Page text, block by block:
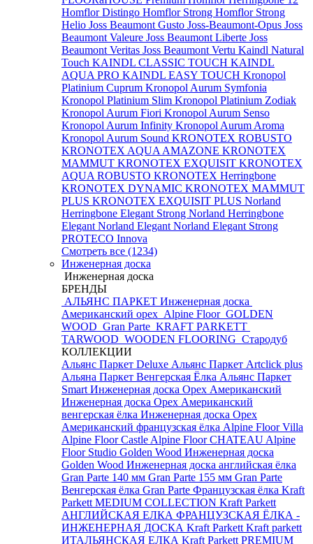
Homflor Distingo Homflor Strong Homflor Strong
Helio Joss Beaumont Gusto Joss-Beaumont-Opus Joss
Beaumont Valeure Joss Beaumont Liberte Joss
Beaumont Veritas Joss Beaumont Vertu Kaindl Natural
Touch KAINDL CLASSIC TOUCH KAINDL
AQUA PRO KAINDL EASY TOUCH Kronopol
Platinium Cuprum Kronopol Aurum Symfonia
Kronopol Platinium Slim Kronopol Platinium Zodiak
Kronopol Aurum Fiori Kronopol Aurum Senso
Kronopol Aurum Infinity Kronopol Aurum Aroma
Kronopol Aurum Sound KRONOTEX ROBUSTO
KRONOTEX AQUA AMAZONE KRONOTEX
MAMMUT KRONOTEX EXQUISIT KRONOTEX
AQUA ROBUSTO KRONOTEX Herringbone
KRONOTEX DYNAMIC KRONOTEX MAMMUT
PLUS KRONOTEX EXQUISIT PLUS Norland
Herringbone Elegant Strong Norland Herringbone
Elegant Norland Elegant Norland Elegant Strong
PROTECO Innova
Смотреть все (1234)
Инженерная доска
Инженерная доска
БРЕНДЫ
АЛЬЯНС ПАРКЕТ Инженерная доска
Американский орех Alpine Floor GOLDEN
WOOD Gran Parte KRAFT PARKETT
TARWOOD WOODEN FLOORING Стародуб
КОЛЛЕКЦИИ
Альянс Паркет Deluxe Альянс Паркет Artclick plus
Альяна Паркет Венгерская Ёлка Альянс Паркет
Smart Инженерная доска Орех Американский
Инженерная доска Орех Американский
венгерская ёлка Инженерная доска Орех
Американский французская ёлка Alpine Floor Villa
Alpine Floor Castle Alpine Floor CHATEAU Alpine
Floor Studio Golden Wood Инженерная доска
Golden Wood Инженерная доска английская ёлка
Gran Parte 140 мм Gran Parte 155 мм Gran Parte
Венгерская ёлка Gran Parte Французская ёлка Kraft
Parkett MEDIUM COLLECTION Kraft Parkett
АНГЛИЙСКАЯ ЕЛКА ФРАНЦУЗСКАЯ ЁЛКА -
ИНЖЕНЕРНАЯ ДОСКА Kraft Parkett Kraft parkett
ИТАЛЬЯНСКАЯ ЕЛКА Kraft Parkett PREMIUM